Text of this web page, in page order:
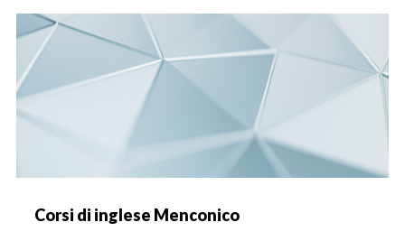
Corsi di inglese Menconico